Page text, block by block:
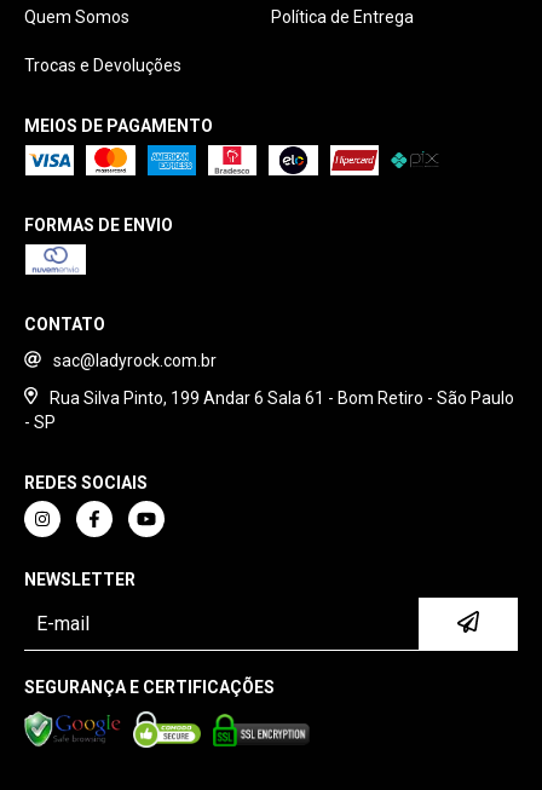
Quem Somos Política de Entrega
Trocas e Devoluções
MEIOS DE PAGAMENTO
FORMAS DE ENVIO
CONTATO
sac@ladyrock.com.br
Rua Silva Pinto, 199 Andar 6 Sala 61 - Bom Retiro - São Paulo
- SP
REDES SOCIAIS
NEWSLETTER
SEGURANÇA E CERTIFICAÇÕES